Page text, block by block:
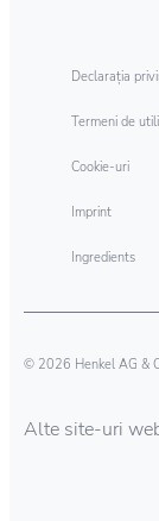
Declarația
Termeni de
Cookie-uri
Imprint
Ingredients
© 2026 Henkel AG &
Alte site-uri